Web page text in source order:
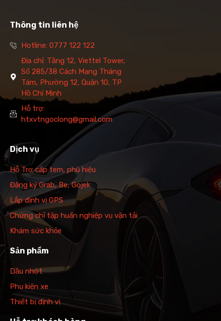
Thông tin liên hệ
Hotline: 0777 122 122
Địa chỉ: Tầng 12, Viettel Tower,
Số 285/38 Cách Mạng Tháng
Tám, Phường 12, Quận 10, TP
Hồ Chí Minh
Hỗ trợ:
htxvtngoclong@gmail.com
Dịch vụ
Hỗ Trợ cấp tem, phù hiệu
Đăng ký Grab, Be, Gojek
Lắp định vị GPS
Chứng chỉ tập huấn nghiệp vụ vận tải
Khám sức khỏe
Sản phẩm
Dầu nhớt
Phụ kiện xe
Thiết bị định vị